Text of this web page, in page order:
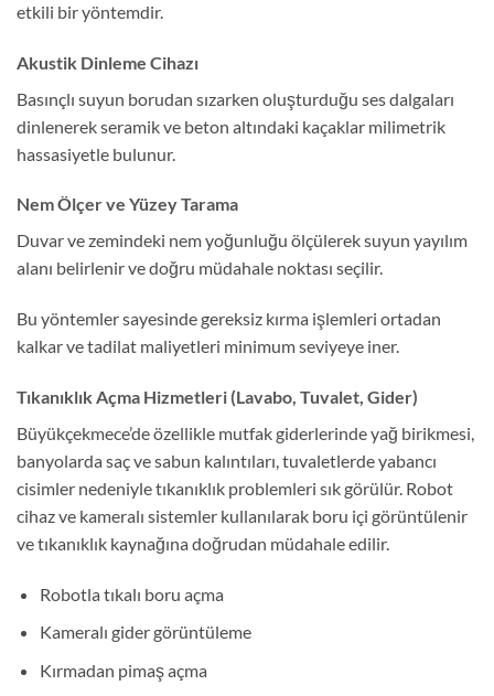
etkili bir yöntemdir.
Akustik Dinleme Cihazı
Basınçlı suyun borudan sızarken oluşturduğu ses dalgaları
dinlenerek seramik ve beton altındaki kaçaklar milimetrik
hassasiyetle bulunur.
Nem Ölçer ve Yüzey Tarama
Duvar ve zemindeki nem yoğunluğu ölçülerek suyun yayılım
alanı belirlenir ve doğru müdahale noktası seçilir.
Bu yöntemler sayesinde gereksiz kırma işlemleri ortadan
kalkar ve tadilat maliyetleri minimum seviyeye iner.
Tıkanıklık Açma Hizmetleri (Lavabo, Tuvalet, Gider)
Büyükçekmece’de özellikle mutfak giderlerinde yağ birikmesi,
banyolarda saç ve sabun kalıntıları, tuvaletlerde yabancı
cisimler nedeniyle tıkanıklık problemleri sık görülür. Robot
cihaz ve kameralı sistemler kullanılarak boru içi görüntülenir
ve tıkanıklık kaynağına doğrudan müdahale edilir.
Robotla tıkalı boru açma
Kameralı gider görüntüleme
Kırmadan pimaş açma